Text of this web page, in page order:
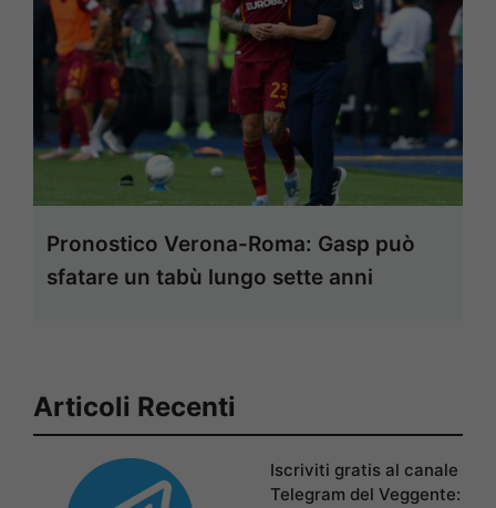
Pronostico Verona-Roma: Gasp può
sfatare un tabù lungo sette anni
Articoli Recenti
Iscriviti gratis al canale
Telegram del Veggente: